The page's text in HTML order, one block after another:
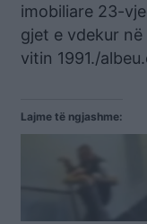
imobiliare 23-
gjet e vdekur
vitin 1991./
Lajme të ngjashme: